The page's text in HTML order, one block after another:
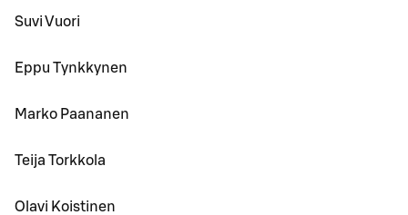
Suvi Vuori
Eppu Tynkkynen
Marko Paananen
Teija Torkkola
Olavi Koistinen